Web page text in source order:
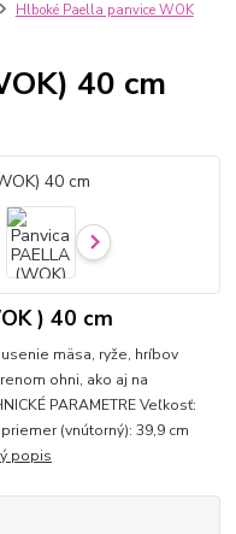
Hlboké Paella panvice WOK
40 cm
) 40 cm
mäsa, ryže, hríbov
ohni, ako aj na
PARAMETRE Veľkosť:
(vnútorný): 39,9 cm
popis